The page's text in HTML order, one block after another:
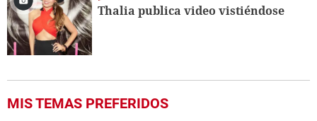
Thalia publica video vistiéndose
MIS TEMAS PREFERIDOS